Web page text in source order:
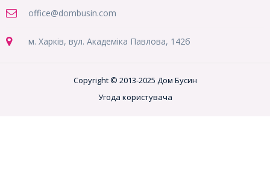
office@dombusin.com
м. Харків, вул. Академіка Павлова, 142б
Copyright © 2013-2025 Дом Бусин
Угода користувача